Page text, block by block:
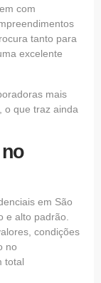
com
tanto para
excelente
mais
o que traz ainda
em São
e alto padrão.
condições
no
total